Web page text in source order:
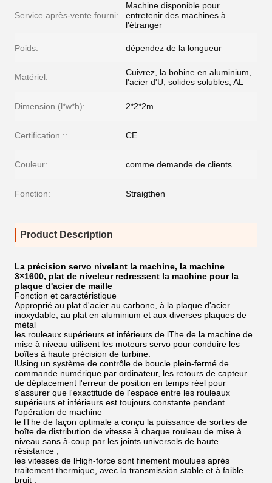
Service après-vente fourni:
Machine disponible pour
entretenir des machines à
l'étranger
Poids: dépendez de la longueur
Matériel:
Cuivrez, la bobine en aluminium,
l'acier d'U, solides solubles, AL
Dimension (l*w*h): 2*2*2m
Certification :: CE
Couleur: comme demande de clients
Fonction: Straigthen
Product Description
La précision servo nivelant la machine, la machine
3×1600, plat de niveleur redressent la machine pour la
plaque d'acier de maille
Fonction et caractéristique
Approprié au plat d'acier au carbone, à la plaque d'acier
inoxydable, au plat en aluminium et aux diverses plaques de
métal
les rouleaux supérieurs et inférieurs de lThe de la machine de
mise à niveau utilisent les moteurs servo pour conduire les
boîtes à haute précision de turbine.
lUsing un système de contrôle de boucle plein-fermé de
commande numérique par ordinateur, les retours de capteur
de déplacement l'erreur de position en temps réel pour
s'assurer que l'exactitude de l'espace entre les rouleaux
supérieurs et inférieurs est toujours constante pendant
l'opération de machine
le lThe de façon optimale a conçu la puissance de sorties de
boîte de distribution de vitesse à chaque rouleau de mise à
niveau sans à-coup par les joints universels de haute
résistance ;
les vitesses de lHigh-force sont finement moulues après
traitement thermique, avec la transmission stable et à faible
bruit ;